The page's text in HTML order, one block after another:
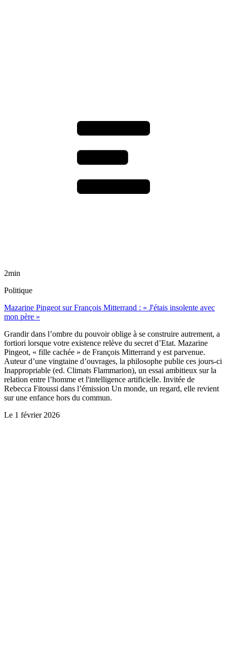
2min
Politique
Mazarine Pingeot sur François Mitterrand : « J'étais insolente avec
mon père »
Grandir dans l’ombre du pouvoir oblige à se construire autrement, a
fortiori lorsque votre existence relève du secret d’Etat. Mazarine
Pingeot, « fille cachée » de François Mitterrand y est parvenue.
Auteur d’une vingtaine d’ouvrages, la philosophe publie ces jours-ci
Inappropriable (ed. Climats Flammarion), un essai ambitieux sur la
relation entre l’homme et l'intelligence artificielle. Invitée de
Rebecca Fitoussi dans l’émission Un monde, un regard, elle revient
sur une enfance hors du commun.
Le 1 février 2026